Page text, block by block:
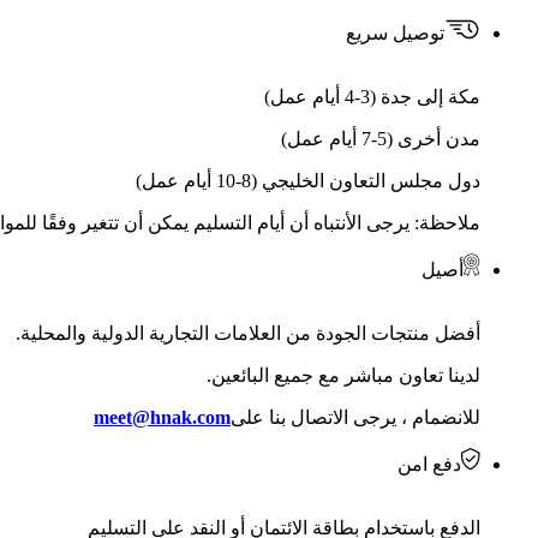
توصيل سريع
مكة إلى جدة (3-4 أيام عمل)
مدن أخرى (5-7 أيام عمل)
دول مجلس التعاون الخليجي (8-10 أيام عمل)
ملاحظة: يرجى الأنتباه أن أيام التسليم يمكن أن تتغير وفقًا
أصيل
أفضل منتجات الجودة من العلامات التجارية الدولية والمحلية.
لدينا تعاون مباشر مع جميع البائعين.
للانضمام ، يرجى الاتصال بنا علىmeet@hnak.com
دفع امن
الدفع باستخدام بطاقة الائتمان أو النقد على التسليم